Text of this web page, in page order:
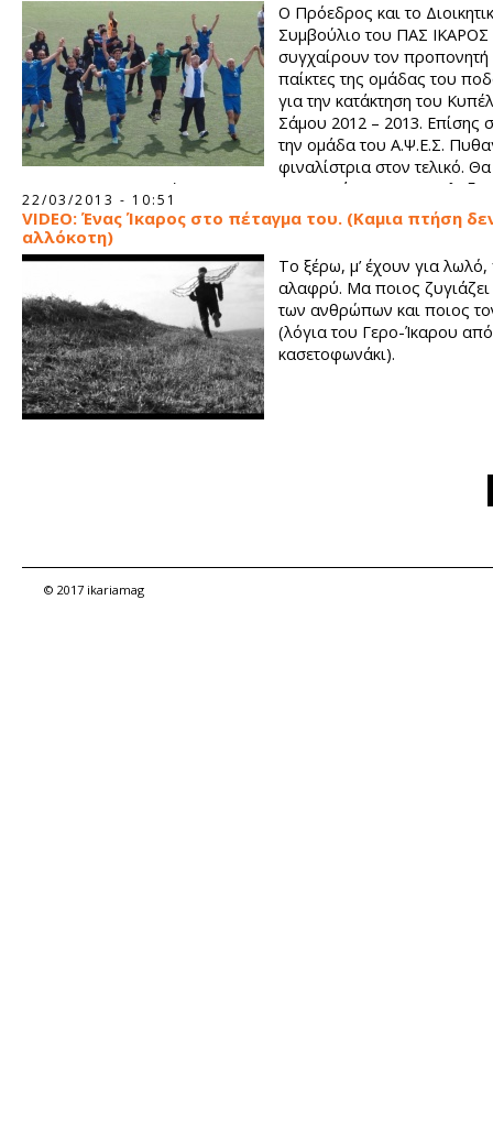
O Πρόεδρος και το
Συμβούλιο του ΠΑΣ ΙΚΑΡΟΣ
συγχαίρουν τον προπονητή
παίκτες της ομάδας του
για την κατάκτηση του
Σάμου 2012 – 2013. Επίσης
την ομάδα του Α.Ψ.Ε.Σ.
φιναλίστρια στον τελικό.
επισης να ευχαριστήσουμε και την Ε.Π.Σ. Σάμου για τη
οργάνωση του Κυπέλλου.
22/03/2013 - 10:51
VIDEO: Ένας Ίκαρος στο πέταγμα του. (Καμια πτήση
αλλόκοτη)
Το ξέρω, μ’ έχουν για λωλό,
αλαφρύ. Μα ποιος ζυγιάζει
των ανθρώπων και ποιος
(λόγια του Γερο-Ίκαρου
κασετοφωνάκι).
© 2017 ikariamag